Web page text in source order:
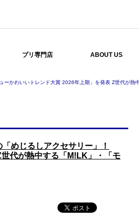
プリ専門店 ABOUT US
かわいいトレンド大賞 2026年上期」を発表 Z世代が
めじるしアクセサリー」！
代が熱中する「M!LK」・「モ